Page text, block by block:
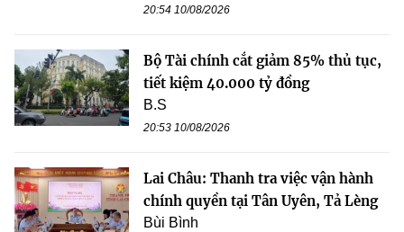
20:54 10/08/2026
Bộ Tài chính cắt giảm 85% thủ tục,
tiết kiệm 40.000 tỷ đồng
B.S
20:53 10/08/2026
Lai Châu: Thanh tra việc vận hành
chính quyền tại Tân Uyên, Tả Lèng
Bùi Bình